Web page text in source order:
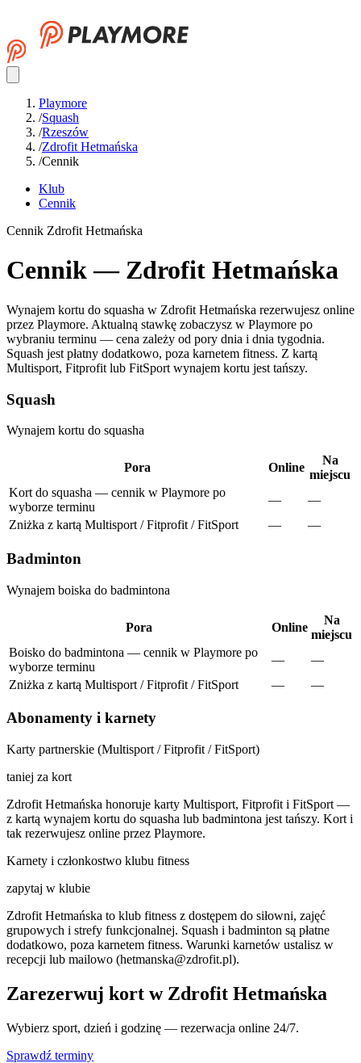
Playmore
/Squash
/Rzeszów
/Zdrofit Hetmańska
/Cennik
Klub
Cennik
Cennik Zdrofit Hetmańska
Cennik — Zdrofit Hetmańska
Wynajem kortu do squasha w Zdrofit Hetmańska rezerwujesz online
przez Playmore. Aktualną stawkę zobaczysz w Playmore po
wybraniu terminu — cena zależy od pory dnia i dnia tygodnia.
Squash jest płatny dodatkowo, poza karnetem fitness. Z kartą
Multisport, Fitprofit lub FitSport wynajem kortu jest tańszy.
Squash
Wynajem kortu do squasha
Pora Online
Na
miejscu
Kort do squasha — cennik w Playmore po
wyborze terminu
—
—
Zniżka z kartą Multisport / Fitprofit / FitSport
— —
Badminton
Wynajem boiska do badmintona
Pora Online
Na
miejscu
Boisko do badmintona — cennik w Playmore po
wyborze terminu
—
—
Zniżka z kartą Multisport / Fitprofit / FitSport
— —
Abonamenty i karnety
Karty partnerskie (Multisport / Fitprofit / FitSport)
taniej za kort
Zdrofit Hetmańska honoruje karty Multisport, Fitprofit i FitSport —
z kartą wynajem kortu do squasha lub badmintona jest tańszy. Kort i
tak rezerwujesz online przez Playmore.
Karnety i członkostwo klubu fitness
zapytaj w klubie
Zdrofit Hetmańska to klub fitness z dostępem do siłowni, zajęć
grupowych i strefy funkcjonalnej. Squash i badminton są płatne
dodatkowo, poza karnetem fitness. Warunki karnetów ustalisz w
recepcji lub mailowo (hetmanska@zdrofit.pl).
Zarezerwuj kort w Zdrofit Hetmańska
Wybierz sport, dzień i godzinę — rezerwacja online 24/7.
Sprawdź terminy